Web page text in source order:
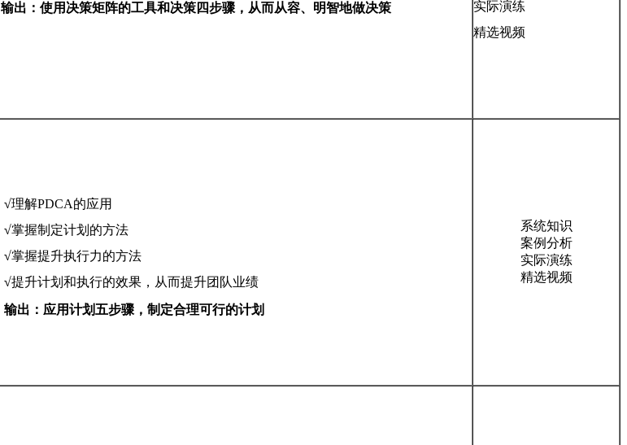
输出：使用决策矩阵的工具和决策四步骤，从而从容、明智地做决策
实际演练
精选视频
√理解PDCA的应用
√掌握制定计划的方法
√掌握提升执行力的方法
√提升计划和执行的效果，从而提升团队业绩
输出：应用计划五步骤，制定合理可行的计划
系统知识
案例分析
实际演练
精选视频